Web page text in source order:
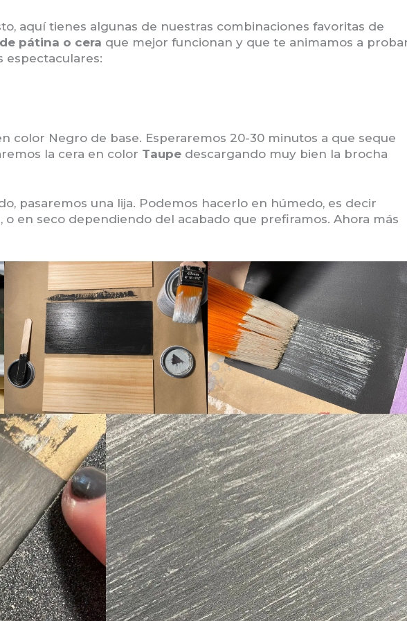
aquí tienes algunas de nuestras combinaciones favoritas de
pátina o cera que mejor funcionan y que te animamos a
espectaculares:
color Negro de base. Esperaremos 20-30 minutos a que seque
la cera en color Taupe descargando muy bien la brocha
pasaremos una lija. Podemos hacerlo en húmedo, es decir
o en seco dependiendo del acabado que prefiramos. Ahora más